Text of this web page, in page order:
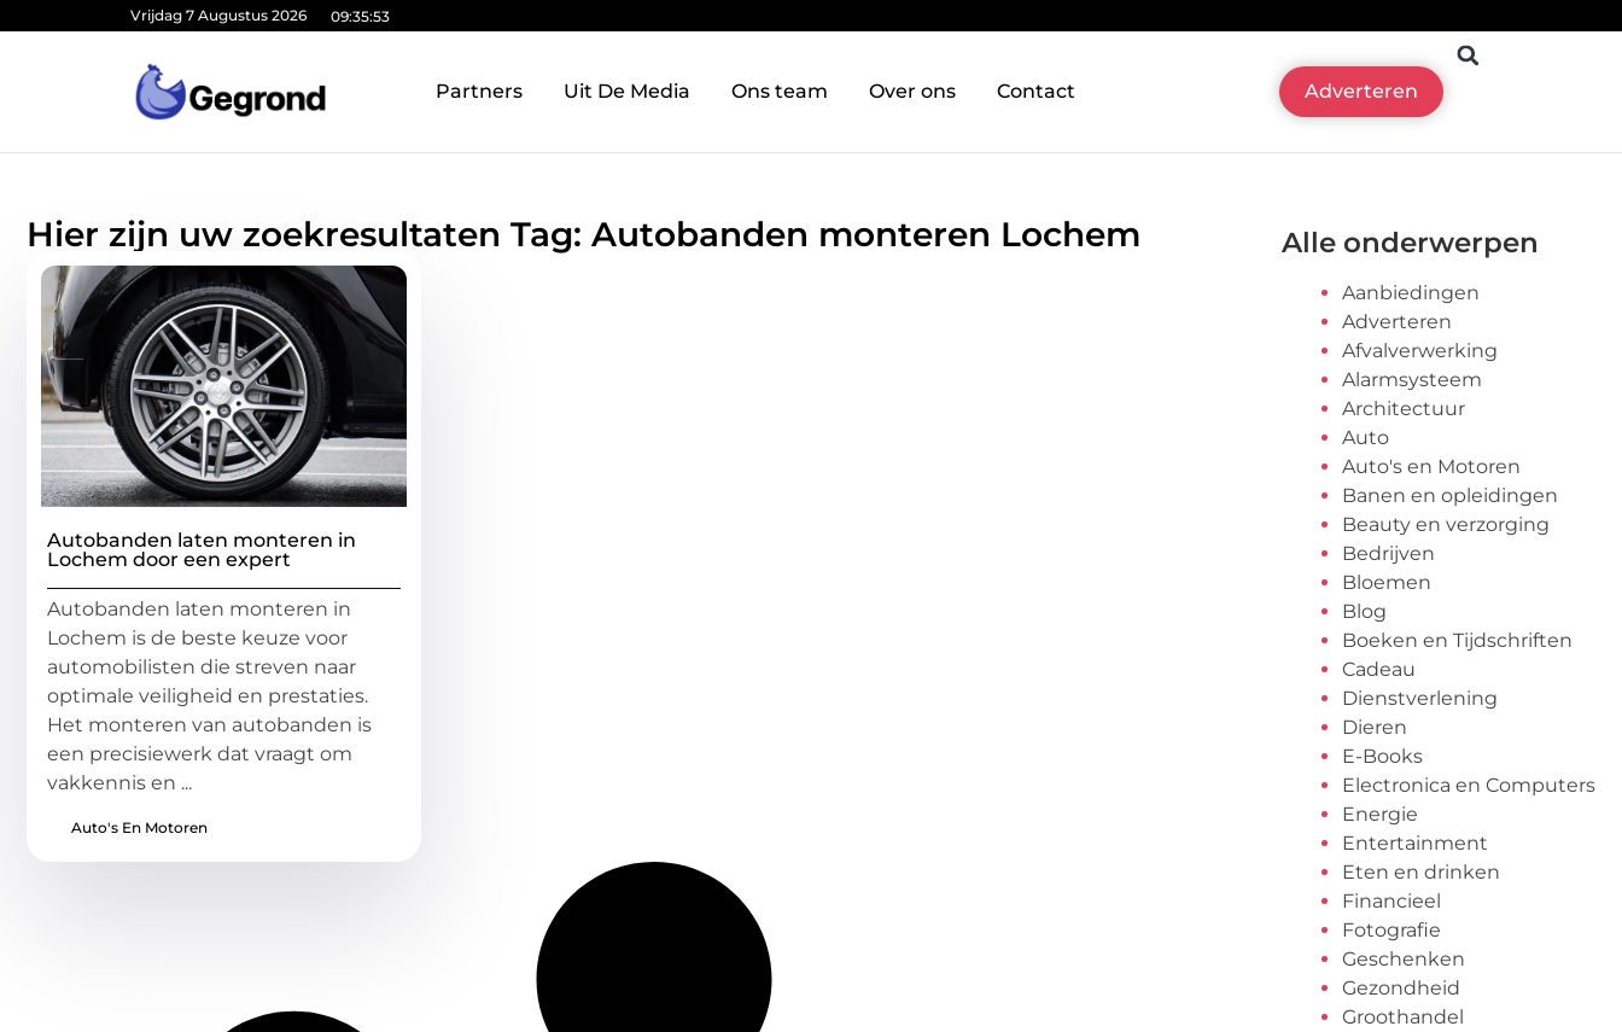
Vrijdag 7 Augustus 2026 09:35:54
Partners Uit De Media Ons team Over ons Contact Adverteren
Hier zijn uw zoekresultaten Tag: Autobanden monteren Lochem
Autobanden laten monteren in
Lochem door een expert
Autobanden laten monteren in
Lochem is de beste keuze voor
automobilisten die streven naar
optimale veiligheid en prestaties.
Het monteren van autobanden is
een precisiewerk dat vraagt om
vakkennis en ...
Auto's En Motoren
Alle onderwerpen
Aanbiedingen
Adverteren
Afvalverwerking
Alarmsysteem
Architectuur
Auto
Auto's en Motoren
Banen en opleidingen
Beauty en verzorging
Bedrijven
Bloemen
Blog
Boeken en Tijdschriften
Cadeau
Dienstverlening
Dieren
E-Books
Electronica en Computers
Energie
Entertainment
Eten en drinken
Financieel
Fotografie
Geschenken
Gezondheid
Groothandel